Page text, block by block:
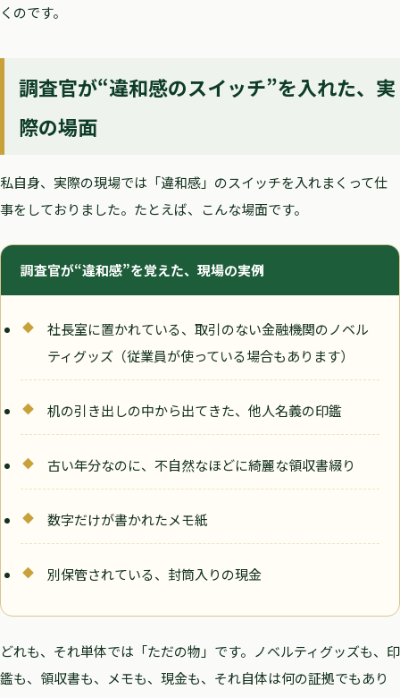
くのです。
調査官が“違和感のスイッチ”を入れた、実
際の場面
私自身、実際の現場では「違和感」のスイッチを入れまくって仕
事をしておりました。たとえば、こんな場面です。
調査官が“違和感”を覚えた、現場の実例
◆
社長室に置かれている、取引のない金融機関のノベル
ティグッズ（従業員が使っている場合もあります）
◆ 机の引き出しの中から出てきた、他人名義の印鑑
◆ 古い年分なのに、不自然なほどに綺麗な領収書綴り
◆ 数字だけが書かれたメモ紙
◆ 別保管されている、封筒入りの現金
どれも、それ単体では「ただの物」です。ノベルティグッズも、印
鑑も、領収書も、メモも、現金も、それ自体は何の証拠でもあり